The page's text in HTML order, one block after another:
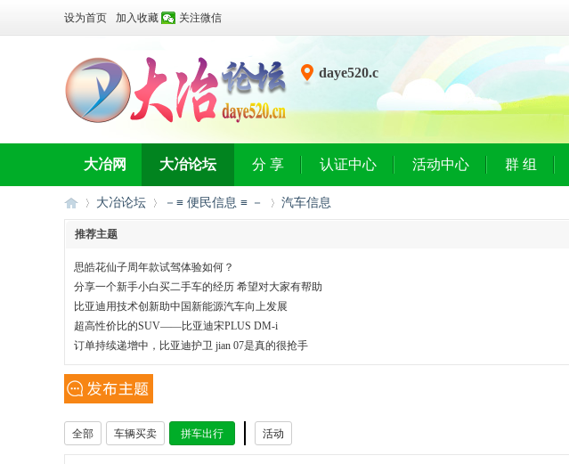
设为首页 加入收藏 关注微信
daye520.c
大冶网 大冶论坛 分 享 认证中心 活动中心 群 组
冶
»
大冶论坛 －≡ 便民信息 ≡ －
›
汽车信息
推荐主题
思皓花仙子周年款试驾体验如何？
分享一个新手小白买二手车的经历 希望对大家有帮助
比亚迪用技术创新助中国新能源汽车向上发展
超高性价比的SUV——比亚迪宋PLUS DM-i
订单持续递增中，比亚迪护卫 jian 07是真的很抢手
全部 车辆买卖 拼车出行 活动